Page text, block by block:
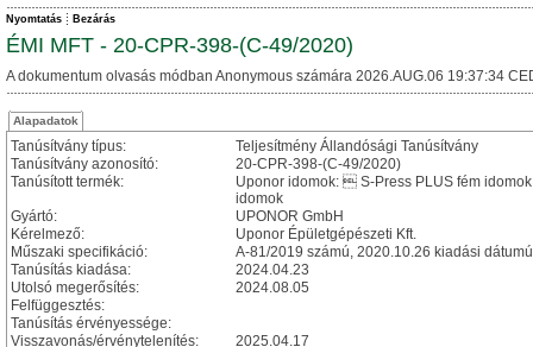
Nyomtatás Bezárás
ÉMI MFT - 20-CPR-398-(C-49/2020)
A dokumentum olvasás módban Anonymous számára 2026.AUG.06 19:37:34
Alapadatok
Tanúsítvány típus:
Teljesítmény Állandósági Tanúsítvány
Tanúsítvány azonosító:
20-CPR-398-(C-49/2020)
Tanúsított termék:
Uponor idomok:  S-Press PLUS fém
idomok
Gyártó:
UPONOR GmbH
Kérelmező:
Uponor Épületgépészeti Kft.
Műszaki specifikáció:
A-81/2019 számú, 2020.10.26 kiadási
Tanúsítás kiadása:
2024.04.23
Utolsó megerősítés:
2024.08.05
Felfüggesztés:
Tanúsítás érvényessége:
Visszavonás/érvénytelenítés:
2025.04.17